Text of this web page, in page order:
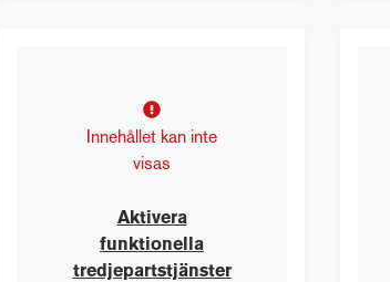
Innehållet kan inte
visas
Aktivera
funktionella
tredjepartstjänster